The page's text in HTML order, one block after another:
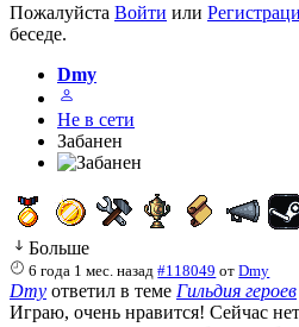
Пожалуйста Войти или
беседе.
Dmy
Не в сети
Забанен
Больше
6 года 1 мес. назад #118049 отDmy
Dmy ответил в теме Гильдия героев
Играю, очень нравится! Сейчас